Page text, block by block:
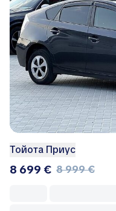
Тойота Приус
8 699 € 8 999 €